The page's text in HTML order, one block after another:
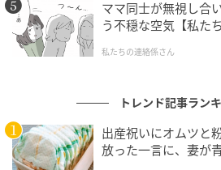
次は何を要求されるんだろう
いました。
ママ同士が無視し合
う不穏な空気【私た
私たちの連絡係さん
トレンド記事ラン
出産祝いにオムツ
放った一言に、妻が